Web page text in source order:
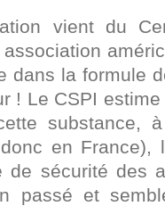
vient du
association
dans la formule
! Le CSPI
substance,
en France),
de sécurité des
passé et